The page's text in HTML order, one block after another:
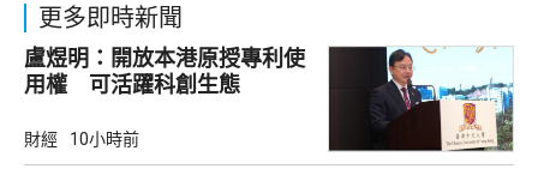
更多即時新聞
盧煜明：開放本港原授專利使
用權 可活躍科創生態
財經 10小時前